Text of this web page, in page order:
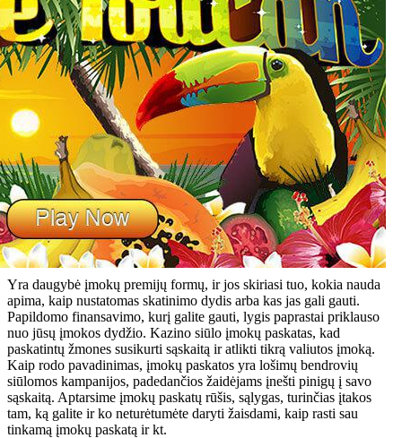
Yra daugybė įmokų premijų formų, ir jos skiriasi tuo, kokia nauda
apima, kaip nustatomas skatinimo dydis arba kas jas gali gauti.
Papildomo finansavimo, kurį galite gauti, lygis paprastai priklauso
nuo jūsų įmokos dydžio. Kazino siūlo įmokų paskatas, kad
paskatintų žmones susikurti sąskaitą ir atlikti tikrą valiutos įmoką.
Kaip rodo pavadinimas, įmokų paskatos yra lošimų bendrovių
siūlomos kampanijos, padedančios žaidėjams įnešti pinigų į savo
sąskaitą. Aptarsime įmokų paskatų rūšis, sąlygas, turinčias įtakos
tam, ką galite ir ko neturėtumėte daryti žaisdami, kaip rasti sau
tinkamą įmokų paskatą ir kt.